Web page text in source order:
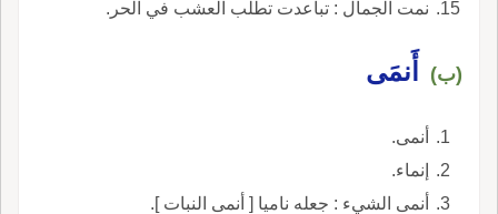
نمت الجمال : تباعدت تطلب العشب في الحر.
(ب) أَنمَى
أنمى.
إنماء.
أنمى الشيء : جعله ناميا [ أنمى النبات ].